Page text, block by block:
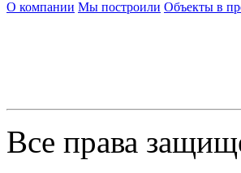
О компании Мы построили Объекты в
Все права